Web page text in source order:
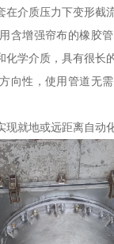
介质压力下变形截流
含增强帘布的橡胶
学介质，具有很长
向性，使用管道无
就地或远距离自动